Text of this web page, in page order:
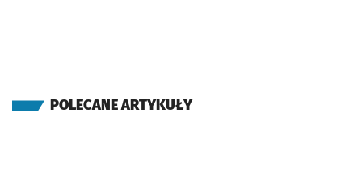
POLECANE ARTYKUŁY